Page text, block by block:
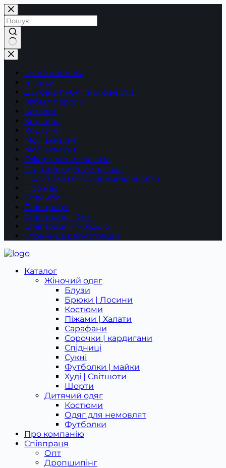
Перейти
до
вмісту
Немає
результатів
checkout new
Главная
Договір публічної оферти
Забыл пароль
Каталог
Корзина
Корзина
Мой аккаунт
Мой аккаунт
Оформление заказа
Подтверждение заказа
Политика конфиденциальности
Про нас
Спасибо
Співпраця
Співпраця – Опт
Співпраця – Роздріб
Страница регистрации
Каталог
Жіночий одяг
Блузи
Брюки | Лосини
Костюми
Піжами | Халати
Сарафани
Сорочки | кардигани
Спідниці
Сукні
Футболки | майки
Худі | Світшоти
Шорти
Дитячий одяг
Костюми
Одяг для немовлят
Футболки
Про компанію
Співпраця
Опт
Дропшипінг